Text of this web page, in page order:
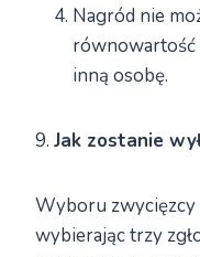
Nagród nie
równowartość
inną osobę.
9. Jak zostanie
Wyboru zwycięzcy
wybierając trzy